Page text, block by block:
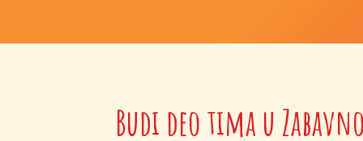
Budi deo tima u